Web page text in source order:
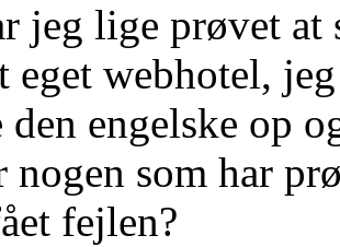
jeg lige prøvet at
eget webhotel,
den engelske op
nogen som har
fejlen?